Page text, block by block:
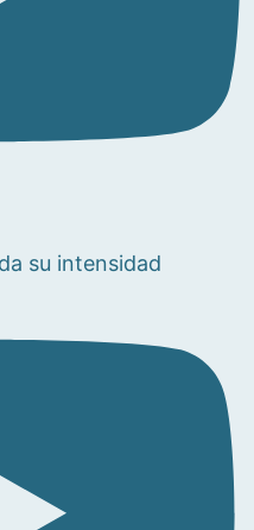
su intensidad